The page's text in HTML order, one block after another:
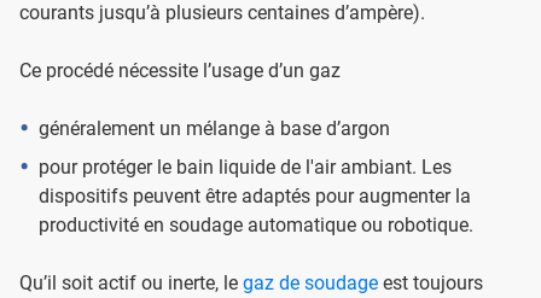
courants jusqu’à plusieurs centaines d’ampère).
Ce procédé nécessite l’usage d’un gaz
généralement un mélange à base d’argon
pour protéger le bain liquide de l'air ambiant. Les
dispositifs peuvent être adaptés pour augmenter la
productivité en soudage automatique ou robotique.
Qu’il soit actif ou inerte, le gaz de soudage est toujours